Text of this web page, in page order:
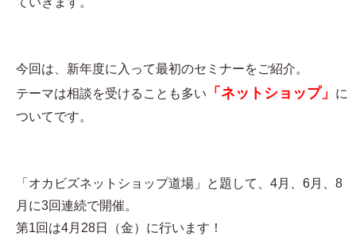
今回は、新年度に入って最初のセミナーをご紹介。
テーマは相談を受けることも多い
「ネットショップ」
に
ついてです。
「オカビズネットショップ道場」と題して、4月、6月、8
月に3回連続で開催。
第1回は4月28日（金）に行います！